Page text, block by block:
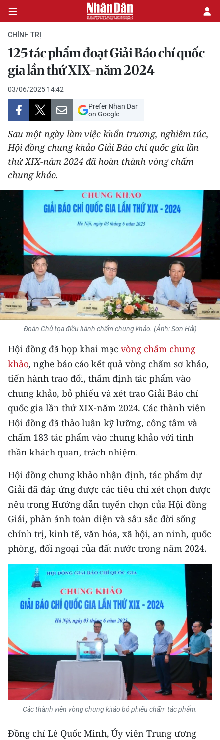
CHÍNH TRỊ
KINH TẾ
VĂN HÓA
XÃ HỘI
PHÁP LUẬT
THỂ THAO
GIÁO DỤC
Y TẾ
KHOA HỌC - CÔNG NGHỆ
MÔI TRƯỜNG
BẠN ĐỌC
KIỂM CHỨNG THÔNG TIN
TRI THỨC CHUYÊN SÂU
54 DÂN TỘC VIỆT NAM
CHƯƠNG TRÌNH OCOP - MỖI XÃ
MỘT SẢN PHẨM
RADIO
MEDIA CENTER
E-Magazine
Video
Media Chính trị
Media Kinh tế
Media Văn hóa
Media Xã hội
Media Pháp luật
Media Du lịch
Media Thế giới
Media Thể thao
CHÍNH TRỊ
125 tác phẩm đoạt Giải Báo chí quốc
gia lần thứ XIX-năm 2024
03/06/2025 14:42
Prefer Nhan Dan
on Google
Sau một ngày làm việc khẩn trương, nghiêm túc,
Hội đồng chung khảo Giải Báo chí quốc gia lần
thứ XIX-năm 2024 đã hoàn thành vòng chấm
chung khảo.
Đoàn Chủ tọa điều hành chấm chung khảo. (Ảnh: Sơn Hải)
Hội đồng đã họp khai mạc vòng chấm chung
khảo, nghe báo cáo kết quả vòng chấm sơ khảo,
tiến hành trao đổi, thẩm định tác phẩm vào
chung khảo, bỏ phiếu và xét trao Giải Báo chí
quốc gia lần thứ XIX-năm 2024. Các thành viên
Hội đồng đã thảo luận kỹ lưỡng, công tâm và
chấm 183 tác phẩm vào chung khảo với tinh
thần khách quan, trách nhiệm.
Hội đồng chung khảo nhận định, tác phẩm dự
Giải đã đáp ứng được các tiêu chí xét chọn được
nêu trong Hướng dẫn tuyển chọn của Hội đồng
Giải, phản ánh toàn diện và sâu sắc đời sống
chính trị, kinh tế, văn hóa, xã hội, an ninh, quốc
phòng, đối ngoại của đất nước trong năm 2024.
Các thành viên vòng chung khảo bỏ phiếu chấm tác phẩm.
Đồng chí Lê Quốc Minh, Ủy viên Trung ương